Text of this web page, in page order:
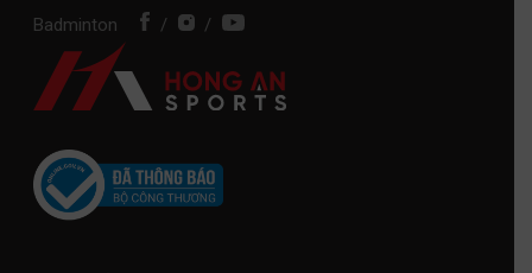
Badminton / /